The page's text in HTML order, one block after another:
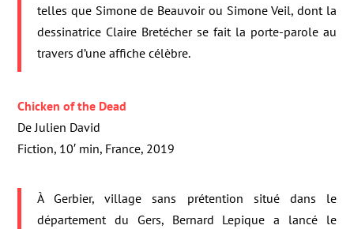
telles que Simone de Beauvoir ou Simone Veil, dont la
dessinatrice Claire Bretécher se fait la porte-parole au
travers d’une affiche célèbre.
Chicken of the Dead
De Julien David
Fiction, 10′ min, France, 2019
À Gerbier, village sans prétention situé dans le
département du Gers, Bernard Lepique a lancé le